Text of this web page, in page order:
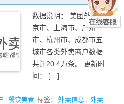
数据说明： 美团外卖北
京市、上海市、广州
市、杭州市、成都市五
城市各类外卖商户数据
共计20.4万条。 更新时
间： […]
餐饮美食 标签： 外卖信息 , 外卖